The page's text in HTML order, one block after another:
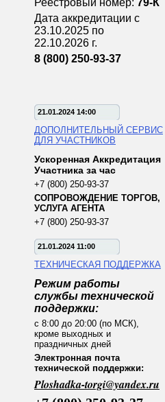
Реестровый номер: 79-К
Дата аккредитации с
23.10.2025 по
22.10.2026 г.
8 (800) 250-93-37
21.01.2024 14:00
ДОПОЛНИТЕЛЬНЫЙ СЕРВИС
ДЛЯ УЧАСТНИКОВ
Ускоренная Аккредитация
Участника за час
+7 (800) 250-93-37
СОПРОВОЖДЕНИЕ ТОРГОВ,
УСЛУГА АГЕНТА
+7 (800) 250-93-37
21.01.2024 11:00
ТЕХНИЧЕСКАЯ ПОДДЕРЖКА
Режим работы
службы технической
поддержки:
с 8:00 до 20:00 (по МСК),
кроме выходных и
праздничных дней
Электронная почта
технической поддержки:
Ploshadka-torgi@yandex.ru